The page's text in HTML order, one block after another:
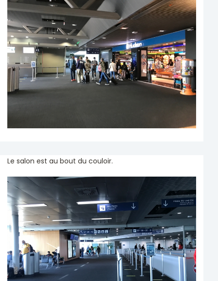
Le salon est au bout du couloir.